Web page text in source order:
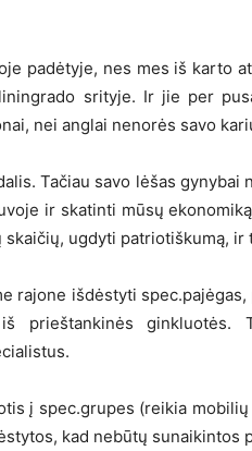
padėtyje, nes mes iš karto
srityje. Ir jie per
nei anglai nenorės savo
Tačiau savo lėšas
ir skatinti mūsų
ugdyti patriotiškumą, ir
rajone išdėstyti
prieštankinės ginkluotės.
į spec.grupes (reikia
kad nebūtų sunaikintos